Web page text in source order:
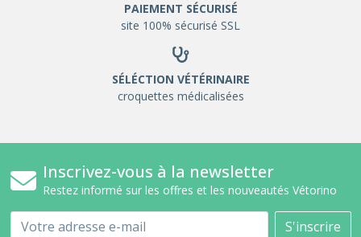
PAIEMENT SÉCURISÉ
site 100% sécurisé SSL
SÉLÉCTION VÉTÉRINAIRE
croquettes médicalisées
Inscrivez-vous à la newsletter
Restez informé sur les offres et les nouveautés Vétorino
Email S'inscrire